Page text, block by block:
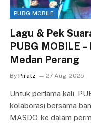
PUBG MOBILE
Lagu & Pek
PUBG MOBILE
Medan Perang
By Piratz 27 Aug, 2025
Untuk pertama kali,
kolaborasi bersama
MASDO, ke dalam